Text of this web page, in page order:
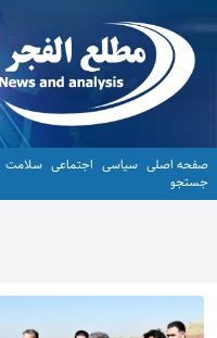
صفحه اصلی سیاسی اجتماعی سلامت
جستجو